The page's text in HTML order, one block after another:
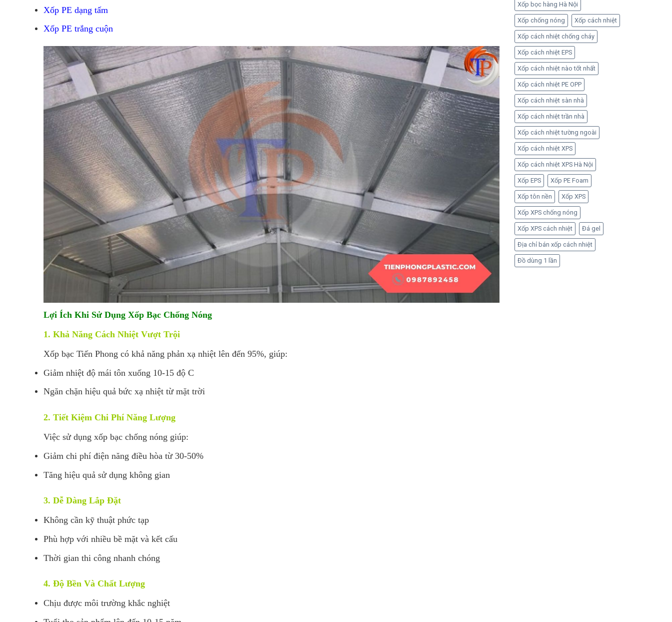
Xốp PE dạng tấm
Xốp PE trắng cuộn
Lợi Ích Khi Sử Dụng Xốp Bạc Chống Nóng
1. Khả Năng Cách Nhiệt Vượt Trội
Xốp bạc Tiến Phong có khả năng phản xạ nhiệt lên đến 95%, giúp:
Giảm nhiệt độ mái tôn xuống 10-15 độ C
Ngăn chặn hiệu quả bức xạ nhiệt từ mặt trời
2. Tiết Kiệm Chi Phí Năng Lượng
Việc sử dụng xốp bạc chống nóng giúp:
Giảm chi phí điện năng điều hòa từ 30-50%
Tăng hiệu quả sử dụng không gian
3. Dễ Dàng Lắp Đặt
Không cần kỹ thuật phức tạp
Phù hợp với nhiều bề mặt và kết cấu
Thời gian thi công nhanh chóng
4. Độ Bền Và Chất Lượng
Chịu được môi trường khắc nghiệt
Xốp bọc hàng Hà Nội
Xốp chống nóng Xốp cách nhiệt
Xốp cách nhiệt chống cháy
Xốp cách nhiệt EPS
Xốp cách nhiệt nào tốt nhất
Xốp cách nhiệt PE OPP
Xốp cách nhiệt sàn nhà
Xốp cách nhiệt trần nhà
Xốp cách nhiệt tường ngoài
Xốp cách nhiệt XPS
Xốp cách nhiệt XPS Hà Nội
Xốp EPS Xốp PE Foam
Xốp tôn nền Xốp XPS
Xốp XPS chống nóng
Xốp XPS cách nhiệt Đá gel
Địa chỉ bán xốp cách nhiệt
Đồ dùng 1 lần